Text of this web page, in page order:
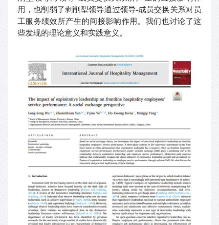
用，也削弱了剥削型领导通过领导-成员交换关系对员
工服务绩效所产生的间接影响作用。我们也讨论了这
些发现的理论意义和实践意义。